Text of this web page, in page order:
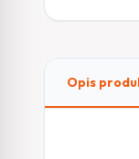
Opis